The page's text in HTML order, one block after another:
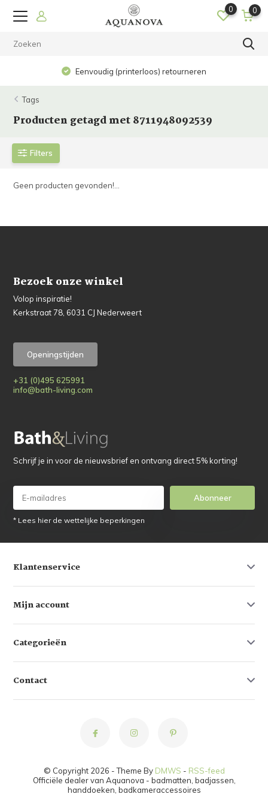
0 0
Eenvoudig (printerloos) retourneren
Tags
Producten getagd met 8711948092539
Filters
Geen producten gevonden!...
Bezoek onze winkel
Volop inspiratie!
Kerkstraat 78, 6031 CJ Nederweert
Openingstijden
+31 (0)495 625991
info@bath-living.com
Schrijf je in voor de nieuwsbrief en ontvang direct 5% korting!
Abonneer
* Lees hier de wettelijke beperkingen
Klantenservice
Mijn account
Categorieën
Contact
© Copyright 2026 - Theme By DMWS - RSS-feed
Officiële dealer van Aquanova - badmatten, badjassen,
handdoeken, badkameraccessoires